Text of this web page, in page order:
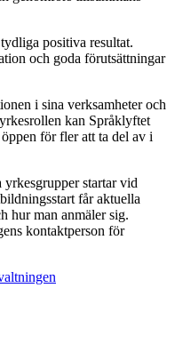
positiva resultat.
och goda förutsättningar
i sina verksamheter och
kan Språklyftet
för fler att ta del av i
startar vid
får aktuella
hur man anmäler sig.
kontaktperson för